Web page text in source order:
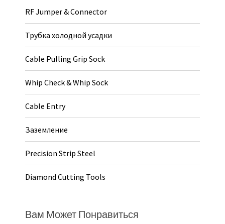
RF Jumper & Connector
Трубка холодной усадки
Cable Pulling Grip Sock
Whip Check & Whip Sock
Cable Entry
Заземление
Precision Strip Steel
Diamond Cutting Tools
Вам Может Понравиться